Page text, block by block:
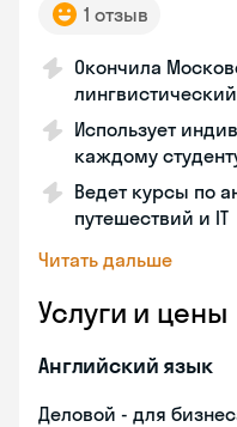
1 отзыв
Окончила
Использует
каждому
Ведет курсы по
путешествий и IT
Читать дальше
Услуги и цены
Английский язык
Деловой - для